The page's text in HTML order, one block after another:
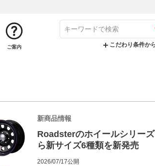
ご案内 こだわり条件か
新商品情報
Roadsterのホイールシリー
ら新サイズ6種類を新発売
2026/07/17公開